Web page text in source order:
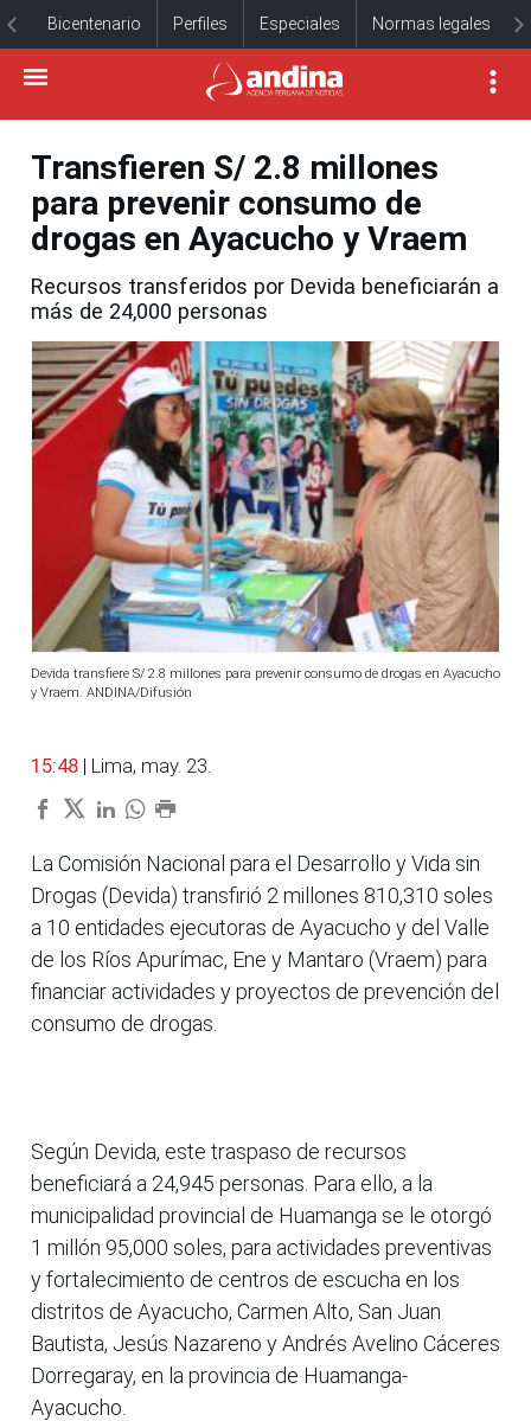
Bicentenario Perfiles Especiales Normas legales
Transfieren S/ 2.8 millones
para prevenir consumo de
drogas en Ayacucho y Vraem
Recursos transferidos por Devida beneficiarán a
más de 24,000 personas
Devida transfiere S/ 2.8 millones para prevenir consumo de drogas en Ayacucho
y Vraem. ANDINA/Difusión
15:48 | Lima, may. 23.
La Comisión Nacional para el Desarrollo y Vida sin
Drogas (Devida) transfirió 2 millones 810,310 soles
a 10 entidades ejecutoras de Ayacucho y del Valle
de los Ríos Apurímac, Ene y Mantaro (Vraem) para
financiar actividades y proyectos de prevención del
consumo de drogas.
Según Devida, este traspaso de recursos
beneficiará a 24,945 personas. Para ello, a la
municipalidad provincial de Huamanga se le otorgó
1 millón 95,000 soles, para actividades preventivas
y fortalecimiento de centros de escucha en los
distritos de Ayacucho, Carmen Alto, San Juan
Bautista, Jesús Nazareno y Andrés Avelino Cáceres
Dorregaray, en la provincia de Huamanga-
Ayacucho.